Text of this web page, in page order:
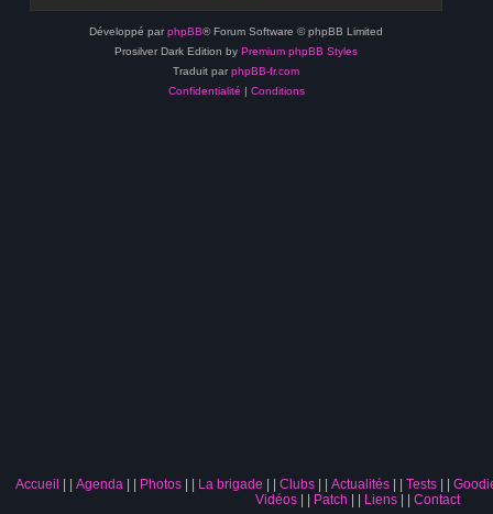
Développé par phpBB® Forum Software © phpBB Limited
Prosilver Dark Edition by Premium phpBB Styles
Traduit par phpBB-fr.com
Confidentialité | Conditions
Accueil Agenda| Photos| La brigade Clubs| Actualités| Tests|
Vidéos| Patch Liens| Contact